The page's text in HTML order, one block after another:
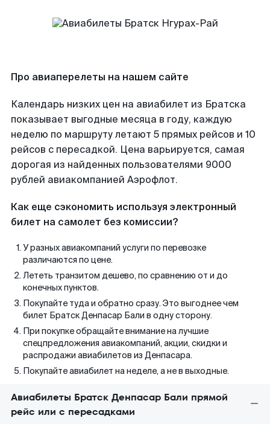
Про авиаперелеты на нашем сайте
Календарь низких цен на авиабилет из Братска
показывает выгодные месяца в году, каждую
неделю по маршруту летают 5 прямых рейсов и 10
рейсов с пересадкой. Цена варьируется, самая
дорогая из найденных пользователями 9000
рублей авиакомпанией Аэрофлот.
Как еще сэкономить используя электронный
билет на самолет без комиссии?
У разных авиакомпаний услуги по перевозке
различаются по цене.
Лететь транзитом дешево, по сравнению от и до
конечных пунктов.
Покупайте туда и обратно сразу. Это выгоднее чем
билет Братск Денпасар Бали в одну сторону.
При покупке обращайте внимание на лучшие
спецпредложения авиакомпаний, акции, скидки и
распродажи авиабилетов из Денпасара.
Покупайте авиабилет на неделе, а не в выходные.
Авиабилеты Братск Денпасар Бали прямой
рейс или с пересадками